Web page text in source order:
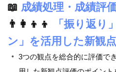
📖 成績処理・成績評
👨‍👩‍👦‍👦
「振り返り
ン」を活用した新観
3つの観点を総合的に評価で